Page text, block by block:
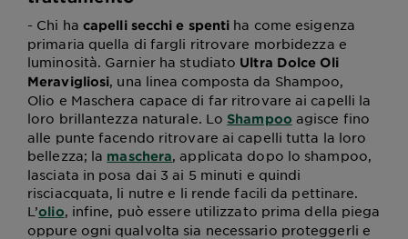
- Chi ha capelli secchi e spenti ha come esigenza
primaria quella di fargli ritrovare morbidezza e
luminosità. Garnier ha studiato Ultra Dolce Oli
Meravigliosi, una linea composta da Shampoo,
Olio e Maschera capace di far ritrovare ai capelli la
loro brillantezza naturale. Lo Shampoo agisce fino
alle punte facendo ritrovare ai capelli tutta la loro
bellezza; la maschera, applicata dopo lo shampoo,
lasciata in posa dai 3 ai 5 minuti e quindi
risciacquata, li nutre e li rende facili da pettinare.
L’olio, infine, può essere utilizzato prima della piega
oppure ogni qualvolta sia necessario proteggerli e